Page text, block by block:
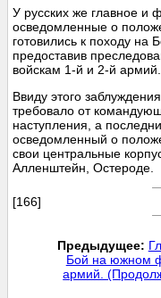
У русских же главное и
осведомленные о
готовились к походу на
предоставив
войскам 1-й и 2-й армий.
Ввиду этого
требовало от
наступления, а
осведомленный о
свои центральные
Алленштейн, Остероде.
[166]
Предыдущее:
Бой на южном
армий.